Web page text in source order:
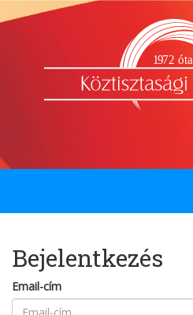
1972 óta
Bejelentkezés
Email-cím